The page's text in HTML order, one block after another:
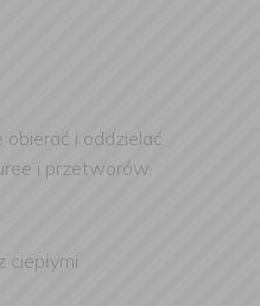
i oddzielać
i przetworów.